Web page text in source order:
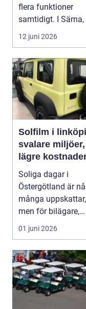
flera funktioner
samtidigt. I
i norra Dalarna,...
12 juni 2026
Solfilm i
svalare miljöer,
lägre
och bättre
Soliga dagar i
Östergötland är
många uppskattar,
men för bilägare,
båtägare och
fastighetsförv...
01 juni 2026